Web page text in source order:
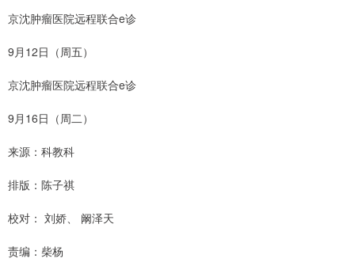
京沈肿瘤医院远程联合e诊
9月12日（周五）
京沈肿瘤医院远程联合e诊
9月16日（周二）
来源：科教科
排版：陈子祺
校对： 刘娇、 阚泽天
责编：柴杨